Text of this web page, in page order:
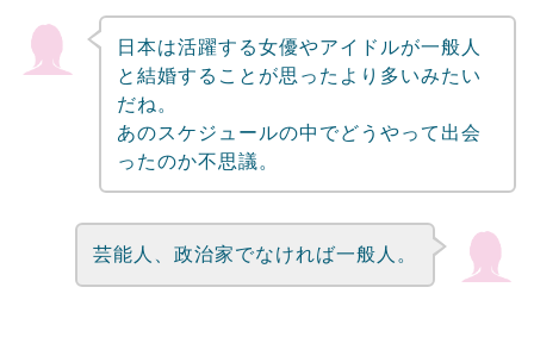
日本は活躍する女優やアイドルが一般人
と結婚することが思ったより多いみたい
だね。
あのスケジュールの中でどうやって出会
ったのか不思議。
芸能人、政治家でなければ一般人。